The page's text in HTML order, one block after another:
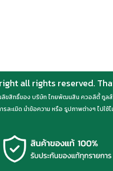
all rights reserved.
สิทธิ์ของ บริษัท ไทยพัฒนสิน ควอลิตี้ ทูลส์
ะเมิด นำข้อความ หรือ รูปภาพต่างๆ ไปใ